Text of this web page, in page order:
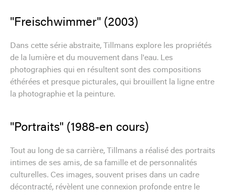
"Freischwimmer" (2003)
Dans cette série abstraite, Tillmans explore les propriétés
de la lumière et du mouvement dans l'eau. Les
photographies qui en résultent sont des compositions
éthérées et presque picturales, qui brouillent la ligne entre
la photographie et la peinture.
"Portraits" (1988-en cours)
Tout au long de sa carrière, Tillmans a réalisé des portraits
intimes de ses amis, de sa famille et de personnalités
culturelles. Ces images, souvent prises dans un cadre
décontracté, révèlent une connexion profonde entre le